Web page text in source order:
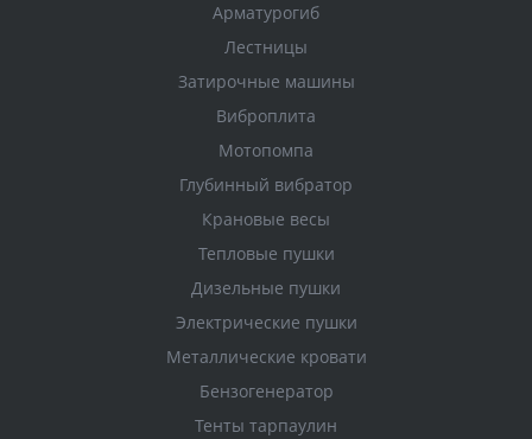
Арматурогиб
Лестницы
Затирочные машины
Виброплита
Мотопомпа
Глубинный вибратор
Крановые весы
Тепловые пушки
Дизельные пушки
Электрические пушки
Металлические кровати
Бензогенератор
Тенты тарпаулин